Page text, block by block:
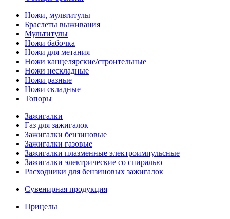
Ножи, мультитулы
Браслеты выживания
Мультитулы
Ножи бабочка
Ножи для метания
Ножи канцелярские/строительные
Ножи нескладные
Ножи разные
Ножи складные
Топоры
Зажигалки
Газ для зажигалок
Зажигалки бензиновые
Зажигалки газовые
Зажигалки плазменные электроимпульсные
Зажигалки электрические со спиралью
Расходники для бензиновых зажигалок
Сувенирная продукция
Прицелы